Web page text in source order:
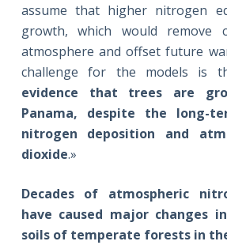
assume that higher nitrogen
growth, which would remove
atmosphere and offset future
challenge for the models is
evidence that trees are
Panama, despite the long-
nitrogen deposition and
dioxide.»
Decades of atmospheric
have caused major changes
soils of temperate forests in the